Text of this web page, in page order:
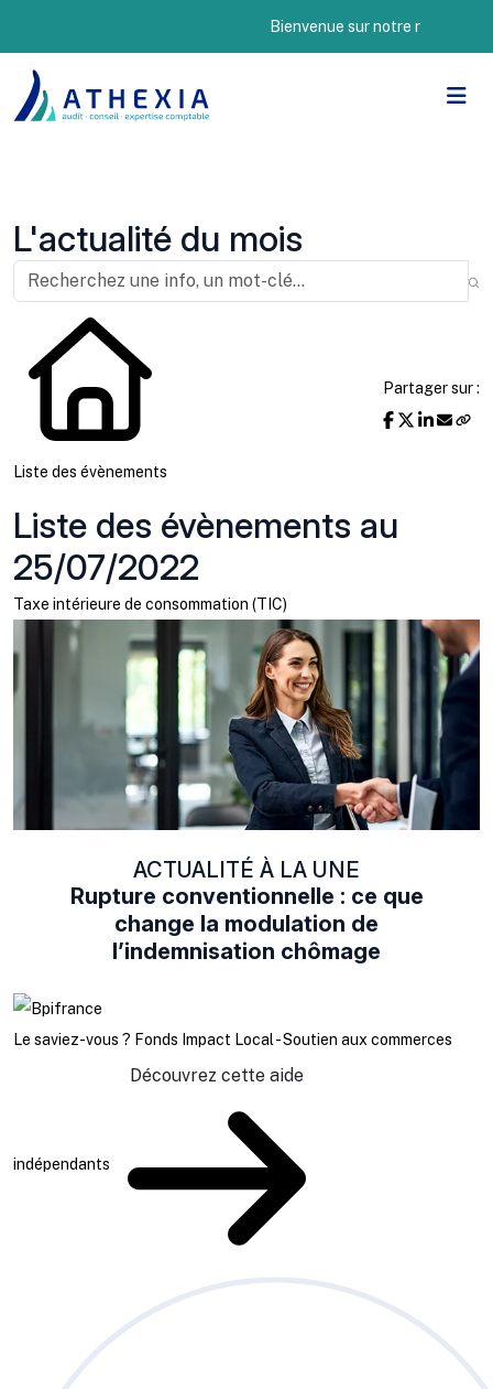
Bienvenue sur notre nouveau
L'actualité du mois
Liste des évènements
Partager sur :
Liste des évènements au
25/07/2022
Taxe intérieure de consommation (TIC)
ACTUALITÉ À LA UNE
Rupture conventionnelle : ce que
change la modulation de
l’indemnisation chômage
Le saviez-vous ? Fonds Impact Local - Soutien aux commerces
indépendants
Découvrez cette aide